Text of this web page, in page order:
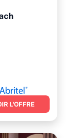
L’OFFRE